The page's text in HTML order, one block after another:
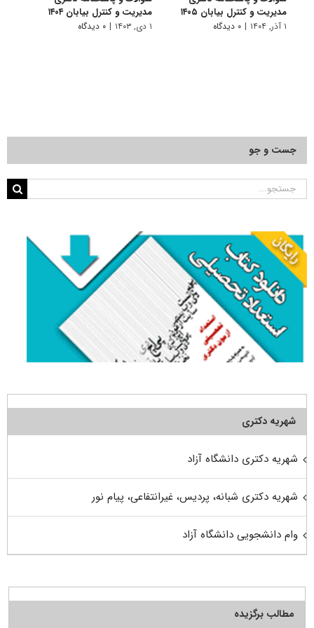
مدیریت و کنترل بیابان ۱۴۰۵
۱ آذر, ۱۴۰۴ | ۰ دیدگاه
مدیریت و کنترل بیابان ۱۴۰۴
۱ دی, ۱۴۰۳ | ۰ دیدگاه
جست و جو
جستجو
شهریه دکتری
شهریه دکتری دانشگاه آزاد
شهریه دکتری شبانه، پردیس، غیرانتفاعی، پیام نور
وام دانشجویی دانشگاه آزاد
مطالب برگزیده